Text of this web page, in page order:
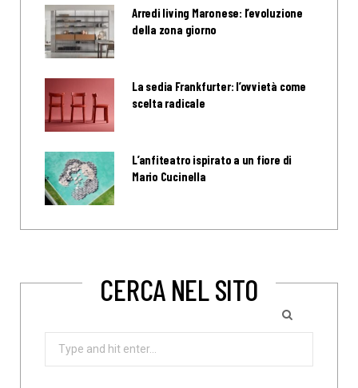
Arredi living Maronese: l’evoluzione
della zona giorno
La sedia Frankfurter: l’ovvietà come
scelta radicale
L’anfiteatro ispirato a un fiore di
Mario Cucinella
CERCA NEL SITO
Search